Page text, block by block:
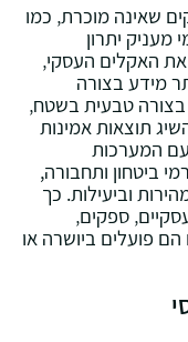
שאינה מוכרת‚ כמו
יתרון
האקלים העסקי‚
מידע בצורה
בצורה טבעית בשטח‚
תוצאות אמינות
המערכות
ביטחון ותחבורה,
וביעילות. כך
ספקים‚
הם פועלים ביושרה או